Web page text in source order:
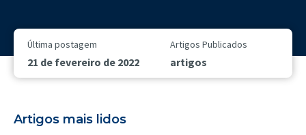
Última postagem
21 de fevereiro de 2022
Artigos Publicados
artigos
Artigos mais lidos